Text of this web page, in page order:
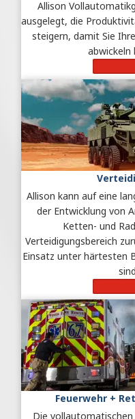
Allison
ausgelegt, die
steigern, damit Sie
abwickeln
Allison kann auf eine
der Entwicklung von
Ketten- und
Verteidigungsbereich
Einsatz unter härtesten
Feuerwehr +
Die